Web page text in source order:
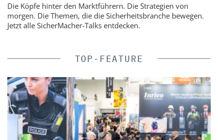
Die Köpfe hinter den Marktführern. Die Strategien von
morgen. Die Themen, die die Sicherheitsbranche bewegen.
Jetzt alle SicherMacher-Talks entdecken.
TOP-FEATURE